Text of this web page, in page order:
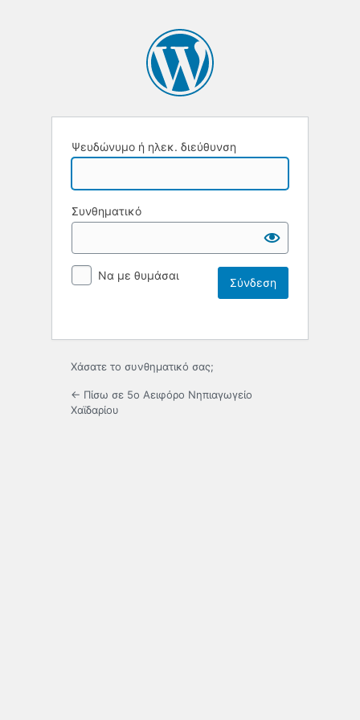
Ψευδώνυμο ή ηλεκ. διεύθυνση
Συνθηματικό
Να με θυμάσαι
Χάσατε το συνθηματικό σας;
← Πίσω σε 5ο Αειφόρο Νηπιαγωγείο
Χαϊδαρίου